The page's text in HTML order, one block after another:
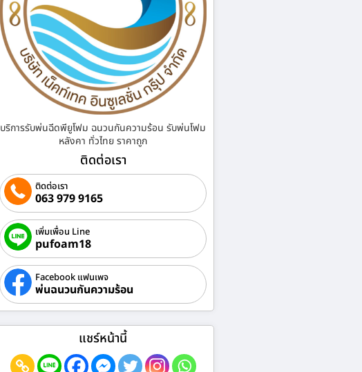
บริการรับพ่นฉีดพียูโฟม ฉนวนกันความร้อน รับพ่นโฟม
หลังคา ทั่วไทย ราคาถูก
ติดต่อเรา
ติดต่อเรา
063 979 9165
เพิ่มเพื่อน Line
pufoam18
Facebook แฟนเพจ
พ่นฉนวนกันความร้อน
แชร์หน้านี้